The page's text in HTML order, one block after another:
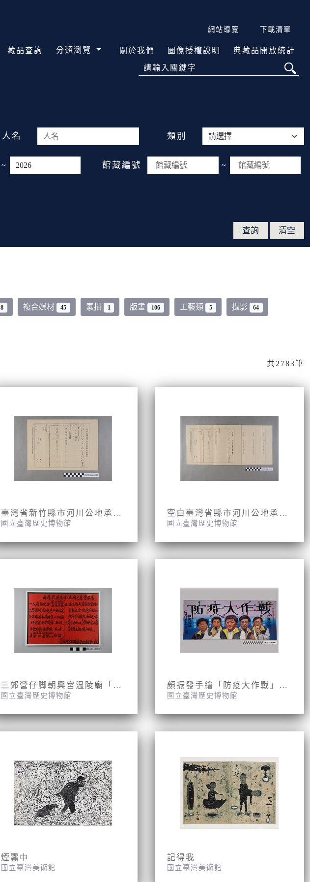
網站導覽 下載清單
藏品查詢 分類瀏覽 關於我們 圖像授權說明 典藏品開放統計
請輸入關鍵字
人名 類別
~ 館藏編號 ~
8 複合媒材 45 素描 1 版畫 106 工藝類 5 攝影 64
共2783筆
臺灣省新竹縣市河川公地承租申請書
國立臺灣歷史博物館
空白臺灣省縣市河川公地承租申請書
國立臺灣歷史博物館
三郊營仔脚朝興宮温陵廟「防疫應變作為公告」
國立臺灣歷史博物館
顏振發手繪「防疫大作戰」海報
國立臺灣歷史博物館
煙霧中
國立臺灣美術館
記得我
國立臺灣美術館